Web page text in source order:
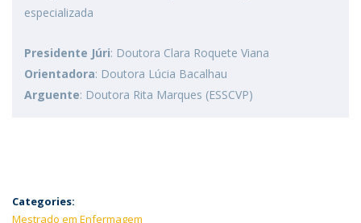
especializada
Presidente Júri: Doutora Clara Roquete Viana
Orientadora: Doutora Lúcia Bacalhau
Arguente: Doutora Rita Marques (ESSCVP)
Categories:
Mestrado em Enfermagem